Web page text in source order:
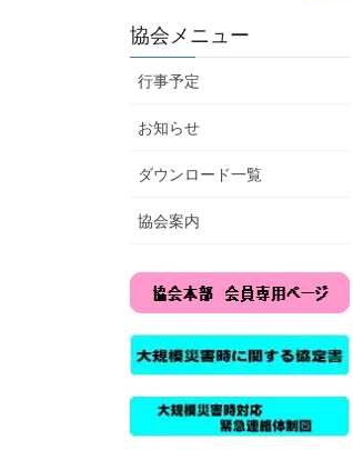
協会メニュー
行事予定
お知らせ
ダウンロード一覧
協会案内